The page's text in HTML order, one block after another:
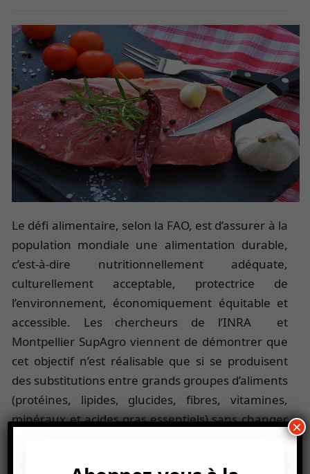
Le défi alimentaire, selon la FAO, est d’assurer à la
population mondiale une alimentation durable,
c’est-à-dire nutritionnellement adéquate,
culturellement acceptable, protectrice de
l’environnement, économiquement équitable et
accessible. Les chercheurs de l’INRA et
Montpellier SupAgro viennent de démontrer que
cet objectif n’est réalisable que si se produisent
des substitutions entre grands groupes d’aliments
(protéines, lipides, glucides, fibres, vitamines,
minéraux et acides gras essentiels) sans changer
l’apport global en calories. Ces substitutions
×